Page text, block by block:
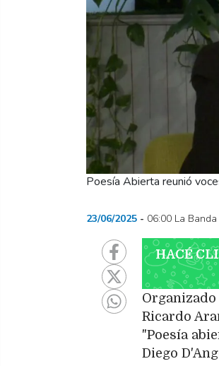
Poesía Abierta reunió
23/06/2025 06:00 La Banda
HACÉ
Ricardo
"Poesía
Diego